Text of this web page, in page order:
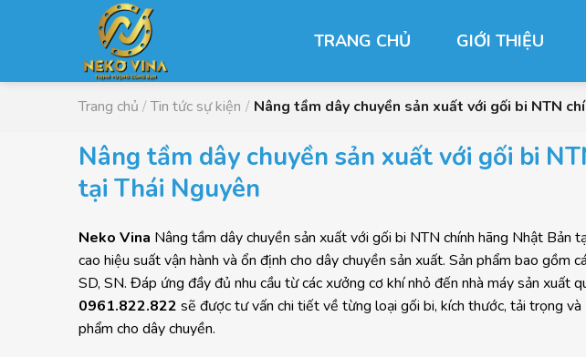
dung
TRANG CHỦ GIỚI THIỆU
Trang chủ / Tin tức sự kiện / Nâng tầm dây chuyền sản xuất với gối bi NTN
Nâng tầm dây chuyền sản xuất với gối bi
tại Thái Nguyên
Neko Vina Nâng tầm dây chuyền sản xuất với gối bi NTN chính hãng Nhật Bản
cao hiệu suất vận hành và ổn định cho dây chuyền sản xuất. Sản phẩm bao gồm
SD, SN. Đáp ứng đầy đủ nhu cầu từ các xưởng cơ khí nhỏ đến nhà máy sản xuất
0961.822.822 sẽ được tư vấn chi tiết về từng loại gối bi, kích thước, tải trọng và
phẩm cho dây chuyền.